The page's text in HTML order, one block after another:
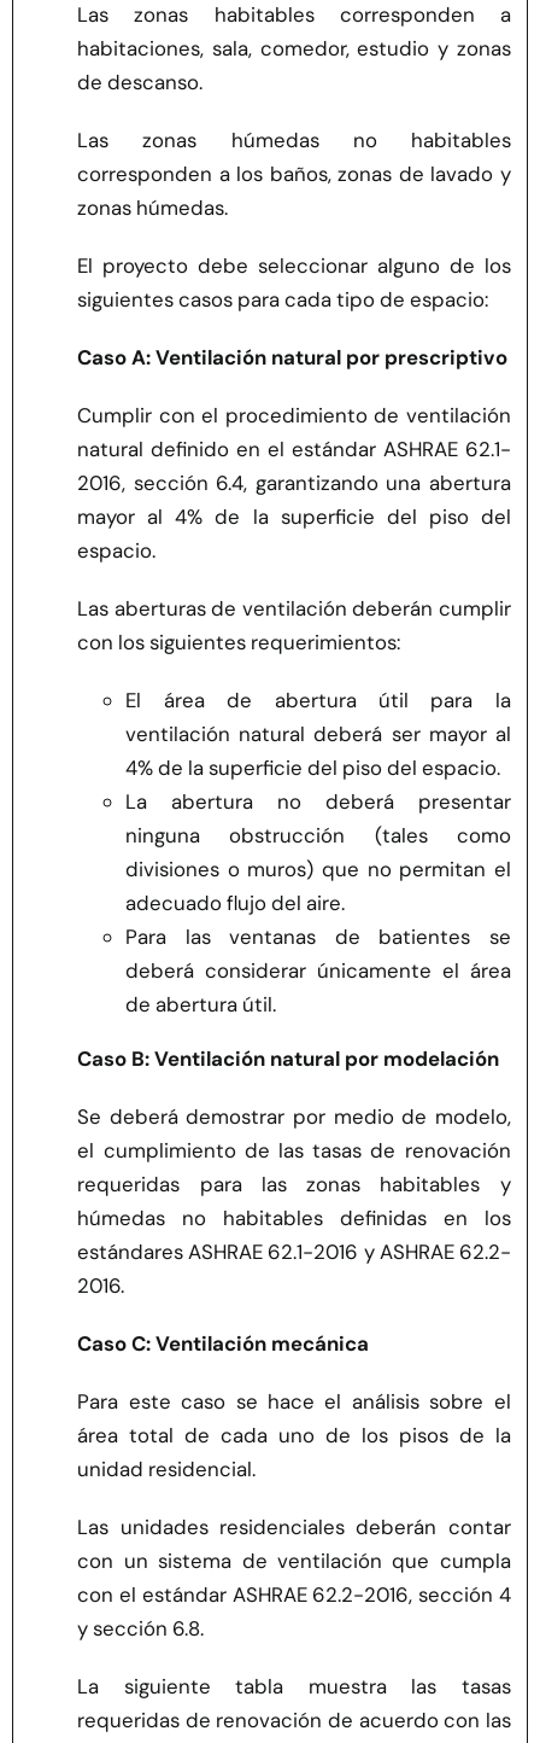
Las zonas habitables corresponden a
habitaciones, sala, comedor, estudio y zonas
de descanso.
Las zonas húmedas no habitables
corresponden a los baños, zonas de lavado y
zonas húmedas.
El proyecto debe seleccionar alguno de los
siguientes casos para cada tipo de espacio:
Caso A: Ventilación natural por prescriptivo
Cumplir con el procedimiento de ventilación
natural definido en el estándar ASHRAE 62.1-
2016, sección 6.4, garantizando una abertura
mayor al 4% de la superficie del piso del
espacio.
Las aberturas de ventilación deberán cumplir
con los siguientes requerimientos:
El área de abertura útil para la
ventilación natural deberá ser mayor al
4% de la superficie del piso del espacio.
La abertura no deberá presentar
ninguna obstrucción (tales como
divisiones o muros) que no permitan el
adecuado flujo del aire.
Para las ventanas de batientes se
deberá considerar únicamente el área
de abertura útil.
Caso B: Ventilación natural por modelación
Se deberá demostrar por medio de modelo,
el cumplimiento de las tasas de renovación
requeridas para las zonas habitables y
húmedas no habitables definidas en los
estándares ASHRAE 62.1-2016 y ASHRAE 62.2-
2016.
Caso C: Ventilación mecánica
Para este caso se hace el análisis sobre el
área total de cada uno de los pisos de la
unidad residencial.
Las unidades residenciales deberán contar
con un sistema de ventilación que cumpla
con el estándar ASHRAE 62.2-2016, sección 4
y sección 6.8.
La siguiente tabla muestra las tasas
requeridas de renovación de acuerdo con las